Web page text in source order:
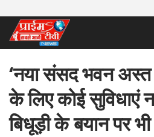
‘नया संसद भवन अस्त
के लिए कोई सुविधाएं
बिधूड़ी के बयान पर